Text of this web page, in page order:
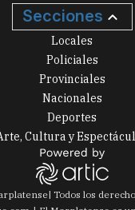
Secciones
Locales
Policiales
Provinciales
Nacionales
Deportes
Cultura y
| Todos los